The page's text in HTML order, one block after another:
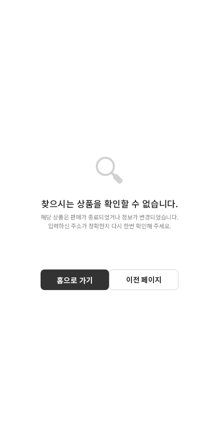
🔍
찾으시는 상품을 확인할 수 없습니다.
해당 상품은 판매가 종료되었거나 정보가 변경되었습니다.
입력하신 주소가 정확한지 다시 한번 확인해 주세요.
홈으로 가기 이전 페이지